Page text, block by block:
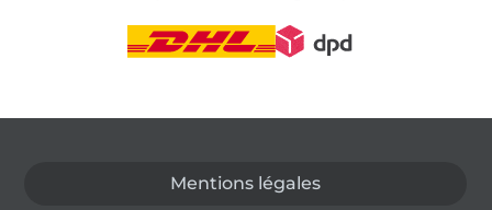
Mentions légales